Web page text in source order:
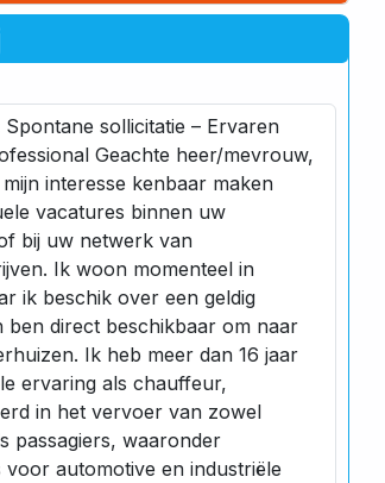
sollicitatie – Ervaren
Geachte heer/mevrouw,
interesse kenbaar maken
vacatures binnen uw
bij uw netwerk van
Ik woon momenteel in
ik beschik over een geldig
ben direct beschikbaar om naar
Ik heb meer dan 16 jaar
ervaring als chauffeur,
in het vervoer van zowel
passagiers, waaronder
voor automotive en industriële